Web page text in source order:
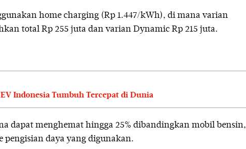
home charging (Rp 1.447/kWh), di mana varian
total Rp 255 juta dan varian Dynamic Rp 215 juta.
Indonesia Tumbuh Tercepat di Dunia
dapat menghemat hingga 25% dibandingkan mobil bensin,
pengisian daya yang digunakan.